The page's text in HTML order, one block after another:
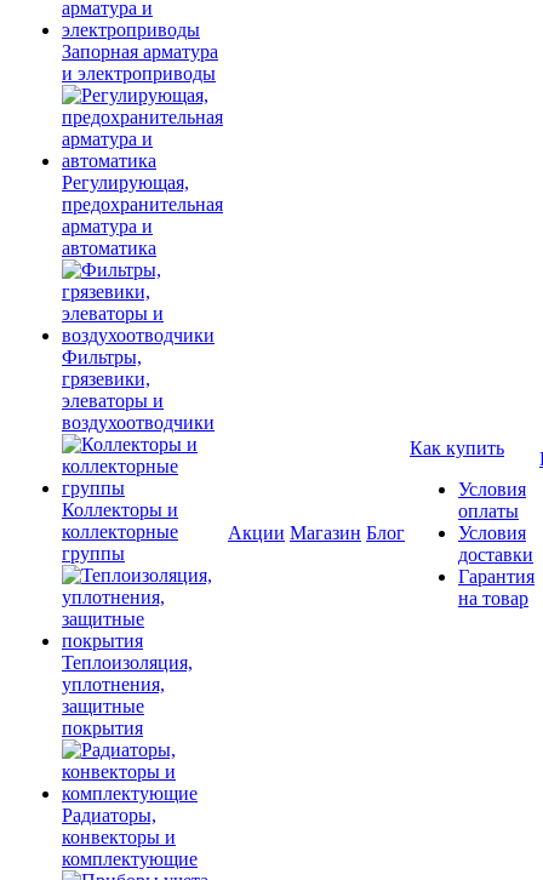
Запорная арматура
и электроприводы
Регулирующая,
предохранительная
арматура и
автоматика
Фильтры,
грязевики,
элеваторы и
воздухоотводчики
Коллекторы и
коллекторные
группы
Теплоизоляция,
уплотнения,
защитные
покрытия
Радиаторы,
конвекторы и
комплектующие
Акции Магазин Блог
Как купить
Условия
оплаты
Условия
доставки
Гарантия
на товар